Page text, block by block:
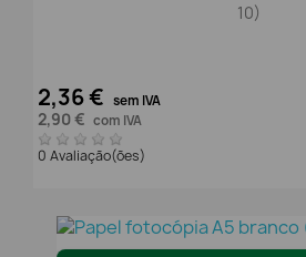
10)
2,36 € sem IVA
2,90 € com IVA
0 Avaliação(ões)